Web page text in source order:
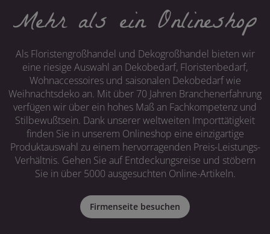
Mehr als ein Onlineshop
Als Floristengroßhandel und Dekogroßhandel bieten wir
eine riesige Auswahl an Dekobedarf, Floristenbedarf,
Wohnaccessoires und saisonalen Dekobedarf wie
Weihnachtsdeko an. Mit über 70 Jahren Branchenerfahrung
verfügen wir über ein hohes Maß an Fachkompetenz und
Stilbewußtsein. Dank unserer weltweiten Importtätigkeit
finden Sie in unserem Onlineshop eine einzigartige
Produktauswahl zu einem hervorragenden Preis-Leistungs-
Verhältnis. Gehen Sie auf Entdeckungsreise und stöbern
Sie in über 5000 ausgesuchten Online-Artikeln.
Firmenseite besuchen